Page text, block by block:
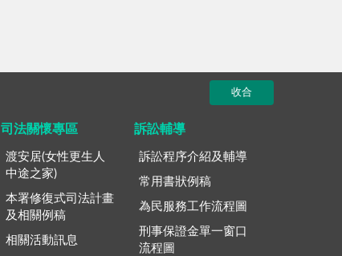
收合
司法關懷專區
渡安居(女性更生人
中途之家)
本署修復式司法計畫
及相關例稿
相關活動訊息
訴訟輔導
訴訟程序介紹及輔導
常用書狀例稿
為民服務工作流程圖
刑事保證金單一窗口
流程圖